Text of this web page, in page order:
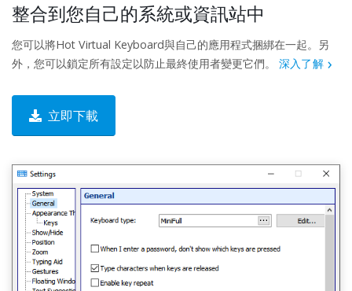
整合到您自己的系統或資訊站中
您可以將Hot Virtual Keyboard與自己的應用程式捆綁在一起。另
外，您可以鎖定所有設定以防止最終使用者變更它們。 深入了解
立即下載